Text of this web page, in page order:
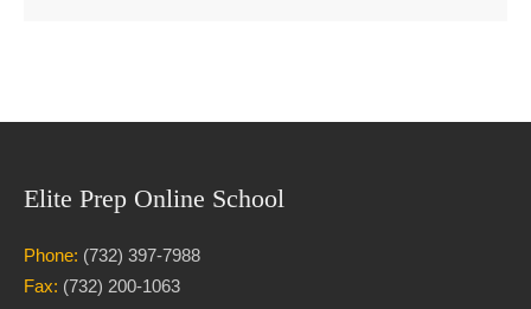
Elite Prep Online School
Phone: (732) 397-7988
Fax: (732) 200-1063